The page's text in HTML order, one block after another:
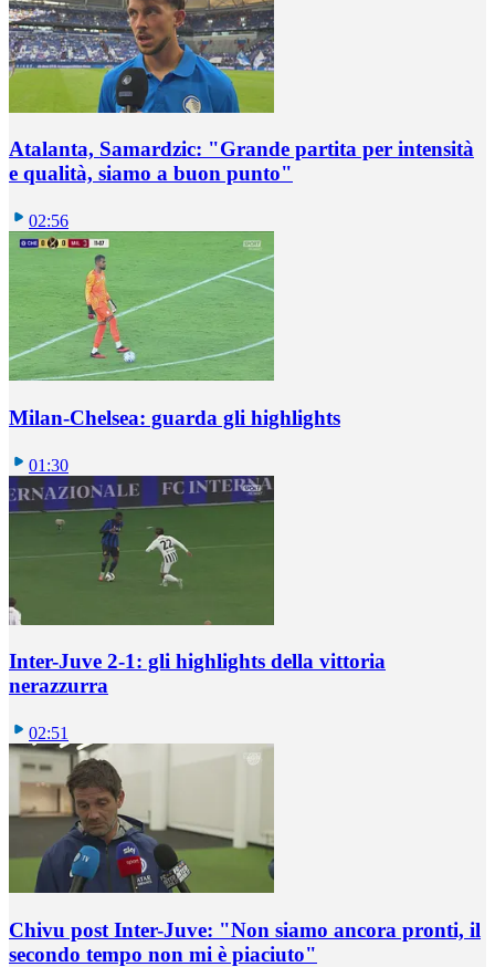
Atalanta, Samardzic: "Grande partita per intensità
e qualità, siamo a buon punto"
02:56
Milan-Chelsea: guarda gli highlights
01:30
Inter-Juve 2-1: gli highlights della vittoria
nerazzurra
02:51
Chivu post Inter-Juve: "Non siamo ancora pronti, il
secondo tempo non mi è piaciuto"